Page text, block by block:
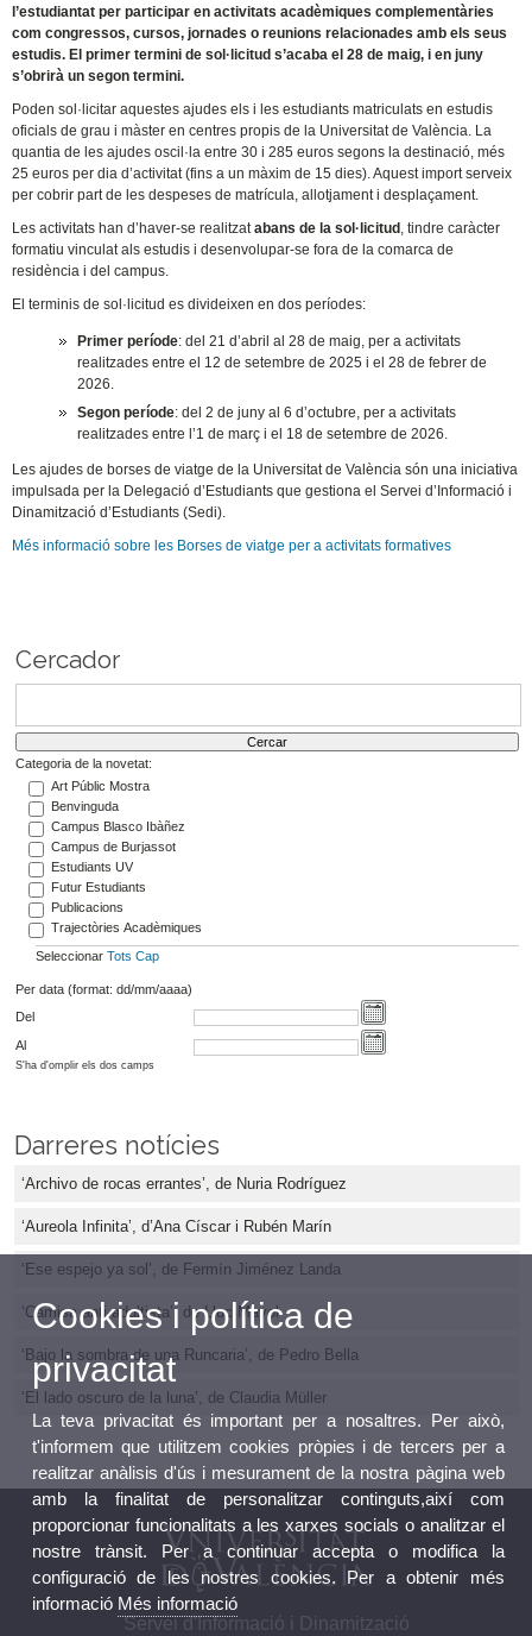
l’estudiantat per participar en activitats acadèmiques complementàries
com congressos, cursos, jornades o reunions relacionades amb els seus
estudis. El primer termini de sol·licitud s’acaba el 28 de maig, i en juny
s’obrirà un segon termini.
Poden sol·licitar aquestes ajudes els i les estudiants matriculats en estudis
oficials de grau i màster en centres propis de la Universitat de València. La
quantia de les ajudes oscil·la entre 30 i 285 euros segons la destinació, més
25 euros per dia d’activitat (fins a un màxim de 15 dies). Aquest import serveix
per cobrir part de les despeses de matrícula, allotjament i desplaçament.
Les activitats han d’haver-se realitzatabans de la sol·licitud , tindre caràcter
formatiu vinculat als estudis i desenvolupar-se fora de la comarca de
residència i del campus.
El terminis de sol·licitud es divideixen en dos períodes:
Primer període: del 21 d’abril al 28 de maig, per a activitats
realitzades entre el 12 de setembre de 2025 i el 28 de febrer de
2026.
Segon període: del 2 de juny al 6 d’octubre, per a activitats
realitzades entre l’1 de març i el 18 de setembre de 2026.
Les ajudes de borses de viatge de la Universitat de València són una iniciativa
impulsada per la Delegació d’Estudiants que gestiona el Servei d’Informació i
Dinamització d’Estudiants (Sedi).
Més informació sobre les Borses de viatge per a activitats formatives
Cercador
Categoria de la novetat:
Art Públic Mostra
Benvinguda
Campus Blasco Ibàñez
Campus de Burjassot
Estudiants UV
Futur Estudiants
Publicacions
Trajectòries Acadèmiques
Seleccionar Tots Cap
Per data (format: dd/mm/aaaa)
Del
Al
S'ha d'omplir els dos camps
Darreres notícies
‘Archivo de rocas errantes’, de Nuria Rodríguez
‘Aureola Infinita’, d’Ana Císcar i Rubén Marín
‘Ese espejo ya sol’, de Fermín Jiménez Landa
‘Camisa anti-adultista’, de Lluc Mayol
‘Bajo la sombra de una Runcaria’, de Pedro Bella
‘El lado oscuro de la luna’, de Claudia Müller
Servei d'Informació i Dinamització
Cookies i política de
privacitat
La teva privacitat és important per a nosaltres. Per això,
t'informem que utilitzem cookies pròpies i de tercers per a
realitzar anàlisis d'ús i mesurament de la nostra pàgina web
amb la finalitat de personalitzar continguts,així com
proporcionar funcionalitats a les xarxes socials o analitzar el
nostre trànsit. Per a continuar accepta o modifica la
configuració de les nostres cookies. Per a obtenir més
informació Més informació